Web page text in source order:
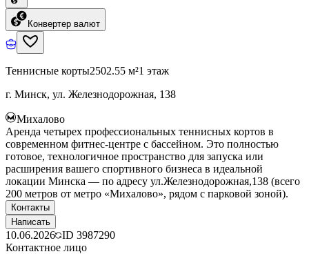
Конвертер валют
Теннисные корты2502.55 м²1 этаж
г. Минск, ул. Железнодорожная, 138
Михалово
Аренда четырех профессиональных теннисных кортов в
современном фитнес-центре с бассейном. Это полностью
готовое, технологичное пространство для запуска или
расширения вашего спортивного бизнеса в идеальной
локации Минска — по адресу ул.Железнодорожная,138 (всего
200 метров от метро «Михалово», рядом с парковой зоной).
Контакты
Написать
10.06.2026 ID 3987290
Контактное лицо